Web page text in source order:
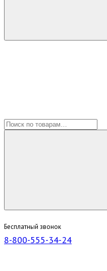
Бесплатный звонок
8-800-555-34-24